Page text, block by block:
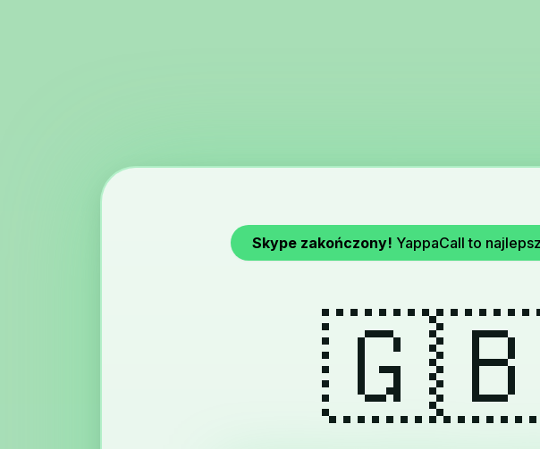
Skype zakończony! YappaCall to